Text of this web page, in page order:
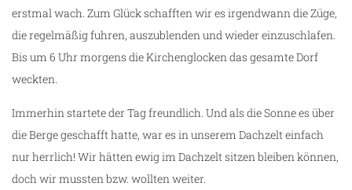
erstmal wach. Zum Glück schafften wir es irgendwann die Züge,
die regelmäßig fuhren, auszublenden und wieder einzuschlafen.
Bis um 6 Uhr morgens die Kirchenglocken das gesamte Dorf
weckten.
Immerhin startete der Tag freundlich. Und als die Sonne es über
die Berge geschafft hatte, war es in unserem Dachzelt einfach
nur herrlich! Wir hätten ewig im Dachzelt sitzen bleiben können,
doch wir mussten bzw. wollten weiter.